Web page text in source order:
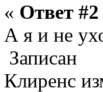
« Ответ #2
А я и не
Записан
Клиренс